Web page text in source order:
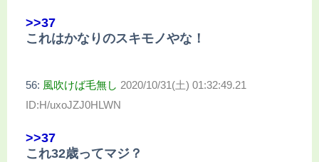
>>37
これはかなりのスキモノやな！
56: 風吹けば毛無し 2020/10/31(土) 01:32:49.21
ID:H/uxoJZJ0HLWN
>>37
これ32歳ってマジ？